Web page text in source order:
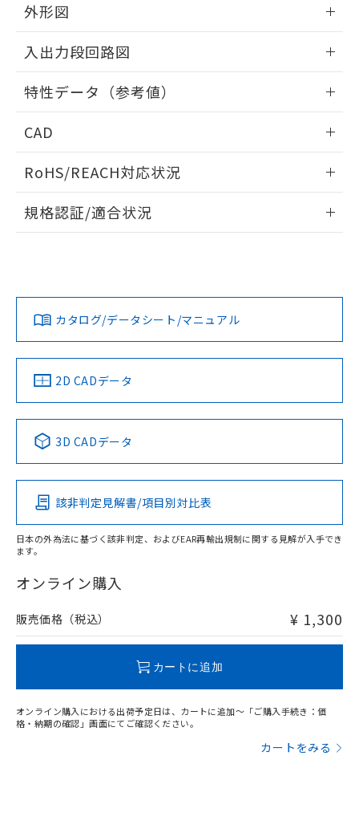
外形図
端子配置
入出力段回路図
出力回路
タイムチャート
特性データ（参考値）
CAD
ドすることができます。
ログイン/会員登録
ダウンロードデータをご利用いただく前に、以下を必ずお読
みください。
ソフトウェアの使用条件
RoHS/REACH対応状況
EU RoHS 注意事項・凡例
対応済み
中国 RoHS 注意事項・凡例
Pb Hg Cd Cr(VI)
O
在庫等で未対応品が混在する可能性があります。
問い合わせください。
規格認証/適合状況
LR型式承認
（イギリス
船舶規格）
DNV型式承認
（ノルウェー
BV型式承認
（フランス
KR型式
（韓国
No No No No
この製品の規格認証/適合状況ページへ
その他の認証はこちらのページからご検索ください
カタログ/データシート/マニュアル
2D CADデータ
3D CADデータ
該非判定見解書/項目別対比表
日本の外為法に基づく該非判定、およびEAR再輸出規制に関する見解が入手でき
ます。
オンライン購入
販売価格（税込） ¥ 1,300
カートに追加
オンライン購入における出荷予定日は、カートに追加～「ご購入手続き：価
格・納期の確認」画面にてご確認ください。
カートをみる
引・商談に必要な範囲で利用すること
をご了承ください。
※当社の共同利用者とは、"個人情報
の共同利用に関して"
用者の範囲」に記載されている法人を
下記の非含有証明書をダウンロードするこ
とができます。
EU RoHS指令（10物質）の非含有証明書
※本証明書は発行日時点で非含有を証明す
るもので、過去に遡って非含有を証明する
また、RoHS指令のフタル酸エステル類４
物質の対応では、対応完了までの期間は出
荷製品に未対応品が混在することから備考
既に当社にて対応品への在庫切替を完了
していることから、特段のことがない限
合意する キャンセル